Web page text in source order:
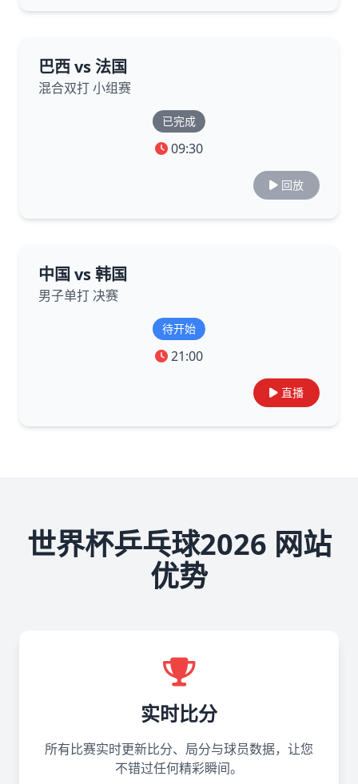
巴西 vs 法国
混合双打 小组赛
已完成
09:30
回放
中国 vs 韩国
男子单打 决赛
待开始
21:00
直播
世界杯乒乓球2026 网站
优势
实时比分
所有比赛实时更新比分、局分与球员数据，让您
不错过任何精彩瞬间。